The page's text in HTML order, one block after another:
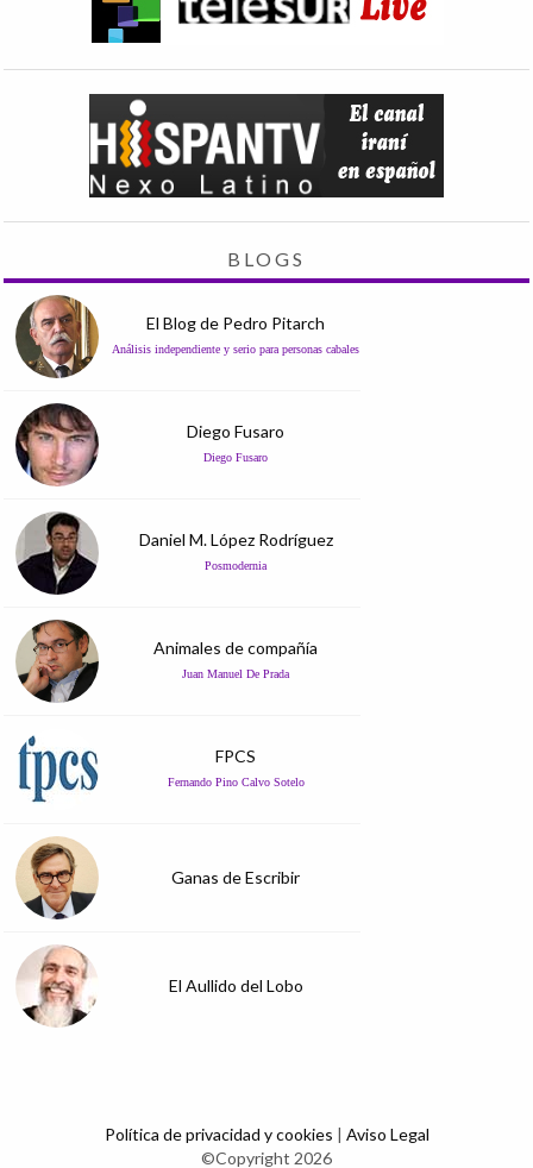
BLOGS
El Blog de Pedro Pitarch
Análisis independiente y serio para personas cabales
Diego Fusaro
Diego Fusaro
Daniel M. López Rodríguez
Posmodernia
Animales de compañía
Juan Manuel De Prada
FPCS
Fernando Pino Calvo Sotelo
Ganas de Escribir
El Aullido del Lobo
Política de privacidad y cookies | Aviso Legal
©Copyright 2026